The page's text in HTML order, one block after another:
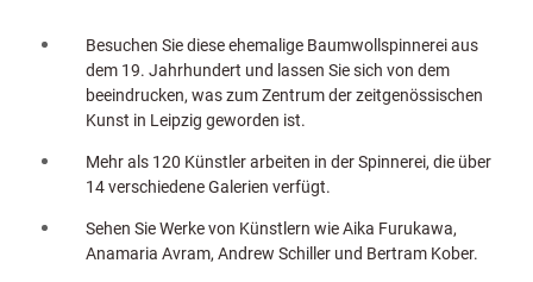
Besuchen Sie diese ehemalige Baumwollspinnerei aus
dem 19. Jahrhundert und lassen Sie sich von dem
beeindrucken, was zum Zentrum der zeitgenössischen
Kunst in Leipzig geworden ist.
Mehr als 120 Künstler arbeiten in der Spinnerei, die über
14 verschiedene Galerien verfügt.
Sehen Sie Werke von Künstlern wie Aika Furukawa,
Anamaria Avram, Andrew Schiller und Bertram Kober.